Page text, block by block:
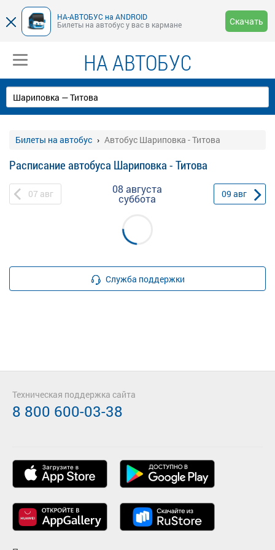
НА-АВТОБУС на ANDROID
Билеты на автобус у вас в кармане
Скачать
НА АВТОБУС
Билеты на автобус Автобус Шариповка - Титова
Расписание автобуса Шариповка - Титова
07 авг 08 августа
суббота 09 авг
Служба поддержки
Техническая поддержка сайта
8 800 600-03-38